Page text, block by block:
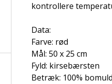
kontrollere
Data:
Farve: rød
Mål: 50 x 25 cm
Fyld: kirsebærsten
Betræk: 100% bomuld